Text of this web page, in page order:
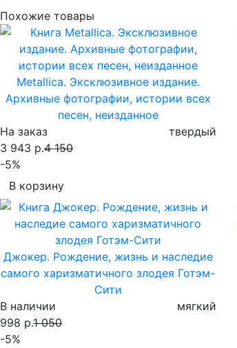
Похожие товары
Metallica. Эксклюзивное издание.
Архивные фотографии, истории всех
песен, неизданное
На заказ
твердый
3 943 р.4 150
-5%
В корзину
Джокер. Рождение, жизнь и наследие
самого харизматичного злодея Готэм-
Сити
В наличии
мягкий
998 р.1 050
-5%